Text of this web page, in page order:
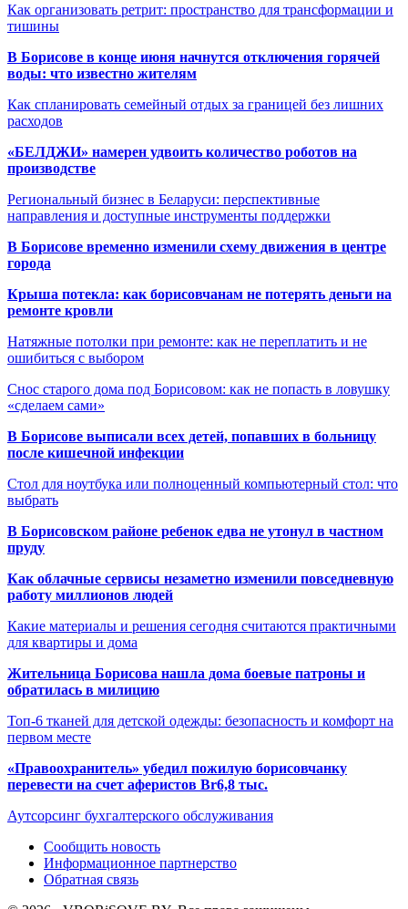
Как организовать ретрит: пространство для трансформации и
тишины
В Борисове в конце июня начнутся отключения горячей
воды: что известно жителям
Как спланировать семейный отдых за границей без лишних
расходов
«БЕЛДЖИ» намерен удвоить количество роботов на
производстве
Региональный бизнес в Беларуси: перспективные
направления и доступные инструменты поддержки
В Борисове временно изменили схему движения в центре
города
Крыша потекла: как борисовчанам не потерять деньги на
ремонте кровли
Натяжные потолки при ремонте: как не переплатить и не
ошибиться с выбором
Снос старого дома под Борисовом: как не попасть в ловушку
«сделаем сами»
В Борисове выписали всех детей, попавших в больницу
после кишечной инфекции
Стол для ноутбука или полноценный компьютерный стол: что
выбрать
В Борисовском районе ребенок едва не утонул в частном
пруду
Как облачные сервисы незаметно изменили повседневную
работу миллионов людей
Какие материалы и решения сегодня считаются практичными
для квартиры и дома
Жительница Борисова нашла дома боевые патроны и
обратилась в милицию
Топ-6 тканей для детской одежды: безопасность и комфорт на
первом месте
«Правоохранитель» убедил пожилую борисовчанку
перевести на счет аферистов Br6,8 тыс.
Аутсорсинг бухгалтерского обслуживания
Сообщить новость
Информационное партнерство
Обратная связь